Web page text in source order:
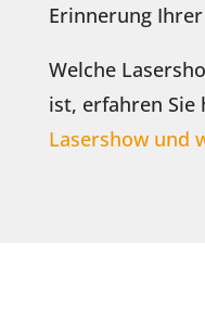
Erinnerung
Welche
ist, erfahren Sie
Lasershow und